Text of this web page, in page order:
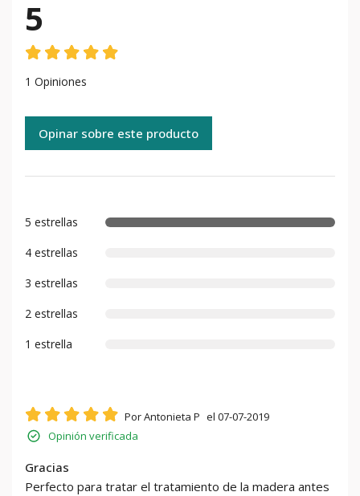
5
1 Opiniones
Opinar sobre este producto
5 estrellas
4 estrellas
3 estrellas
2 estrellas
1 estrella
Por Antonieta P el 07-07-2019
Opinión verificada
Gracias
Perfecto para tratar el tratamiento de la madera antes